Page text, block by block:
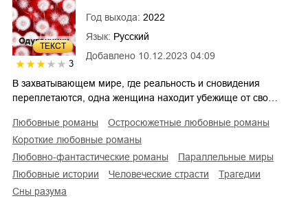
ТЕКСТ
3
Добавлено 10.12.2023 04:09
Год выхода: 2022
Язык: Русский
В захватывающем мире, где реальность и сновидения
переплетаются, одна женщина находит убежище от сво…
любовные романы
остросюжетные любовные романы
короткие любовные романы
любовно-фантастические романы
параллельные миры
любовные истории
человеческие страсти
трагедии
сны разума